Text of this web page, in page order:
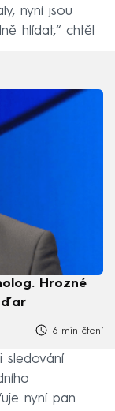
nyní jsou
hlídat,“ chtěl
Hrozné
6 min čtení
sledování
nyní pan